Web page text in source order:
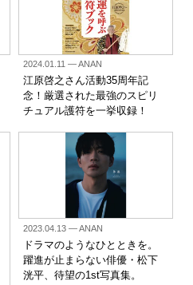
2024.01.11— ANAN
江原啓之さん活動35周年記
念！厳選された最強のスピリ
チュアル護符を一挙収録！
2023.04.13— ANAN
ドラマのようなひとときを。
躍進が止まらない俳優・松下
洸平、待望の1st写真集。